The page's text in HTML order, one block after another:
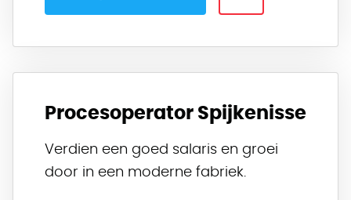
Procesoperator Spijkenisse
Verdien een goed salaris en groei
door in een moderne fabriek.